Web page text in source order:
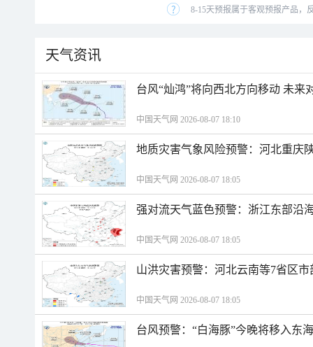
8-15天预报属于客观预报产品，
天气资讯
台风“灿鸿”将向西北方向移动 未来
中国天气网 2026-08-07 18:10
地质灾害气象风险预警：河北重庆
中国天气网 2026-08-07 18:05
强对流天气蓝色预警：浙江东部沿
中国天气网 2026-08-07 18:05
山洪灾害预警：河北云南等7省区
中国天气网 2026-08-07 18:05
台风预警：“白海豚”今晚将移入东